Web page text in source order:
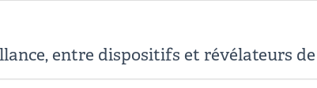
entre dispositifs et révélateurs